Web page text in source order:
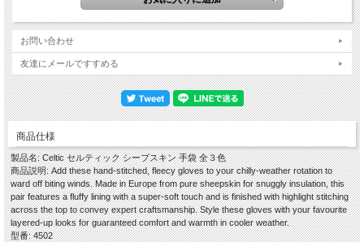
お問い合わせ
友達にメールですすめる
商品仕様
製品名: Celtic セルティック シープスキン 手袋 全３色
商品説明: Add these hand-stitched, fleecy gloves to your chilly-weather rotation to
ward off biting winds. Made in Europe from pure sheepskin for snuggly insulation, this
pair features a fluffy lining with a super-soft touch and is finished with highlight stitching
across the top to convey expert craftsmanship. Style these gloves with your favourite
layered-up looks for guaranteed comfort and warmth in cooler weather.
型番: 4502